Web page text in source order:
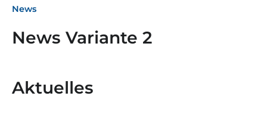
News
News Variante 2
Aktuelles